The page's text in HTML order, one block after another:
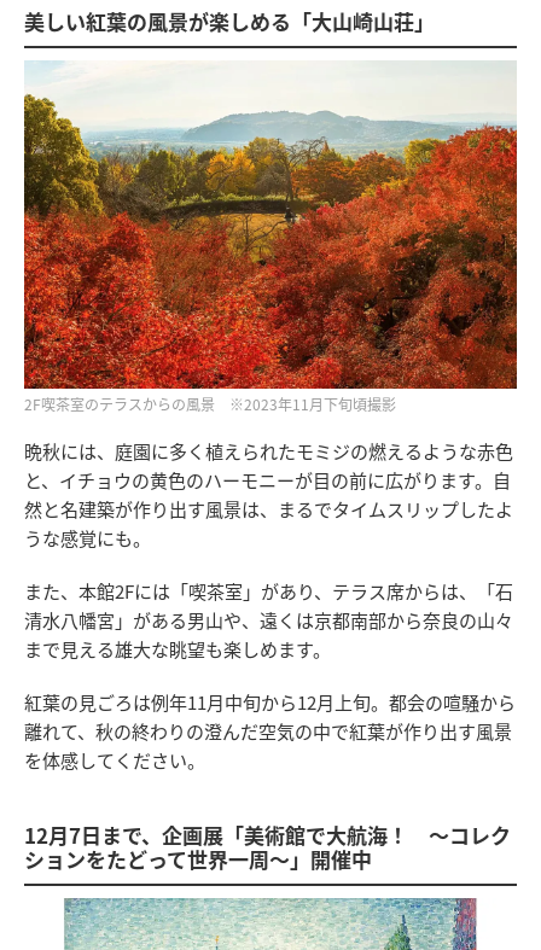
美しい紅葉の風景が楽しめる「大山崎山荘」
2F喫茶室のテラスからの風景 ※2023年11月下旬頃撮影
晩秋には、庭園に多く植えられたモミジの燃えるような赤色
と、イチョウの黄色のハーモニーが目の前に広がります。自
然と名建築が作り出す風景は、まるでタイムスリップしたよ
うな感覚にも。
また、本館2Fには「喫茶室」があり、テラス席からは、「石
清水八幡宮」がある男山や、遠くは京都南部から奈良の山々
まで見える雄大な眺望も楽しめます。
紅葉の見ごろは例年11月中旬から12月上旬。都会の喧騒から
離れて、秋の終わりの澄んだ空気の中で紅葉が作り出す風景
を体感してください。
12月7日まで、企画展「美術館で大航海！ ～コレク
ションをたどって世界一周～」開催中